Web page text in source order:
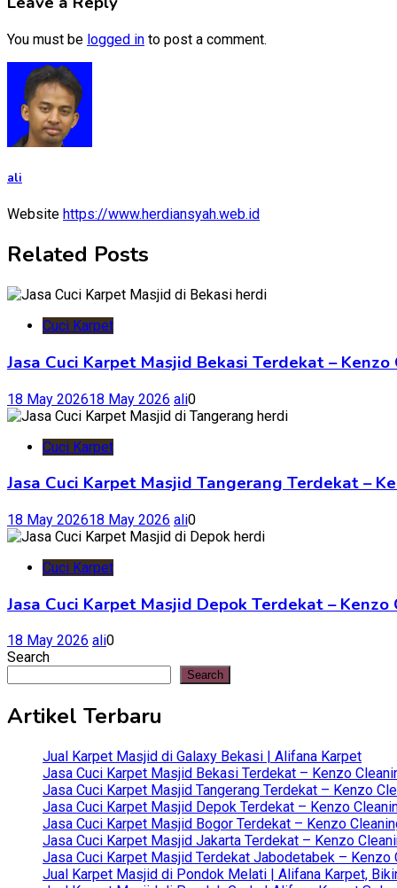
You must be logged in to post a comment.
ali
Website https://www.herdiansyah.web.id
Related Posts
Cuci Karpet
Jasa Cuci Karpet Masjid Bekasi Terdekat –
18 May 202618 May 2026 ali0
Cuci Karpet
Jasa Cuci Karpet Masjid Tangerang Terdekat –
18 May 202618 May 2026 ali0
Cuci Karpet
Jasa Cuci Karpet Masjid Depok Terdekat –
18 May 2026 ali0
Search
Search
Artikel Terbaru
Jual Karpet Masjid di Galaxy Bekasi | Alifana Karpet
Jasa Cuci Karpet Masjid Bekasi Terdekat – Kenzo
Jasa Cuci Karpet Masjid Tangerang Terdekat – Kenzo
Jasa Cuci Karpet Masjid Depok Terdekat – Kenzo
Jasa Cuci Karpet Masjid Bogor Terdekat – Kenzo
Jasa Cuci Karpet Masjid Jakarta Terdekat – Kenzo
Jasa Cuci Karpet Masjid Terdekat Jabodetabek –
Jual Karpet Masjid di Pondok Melati | Alifana Karpet,